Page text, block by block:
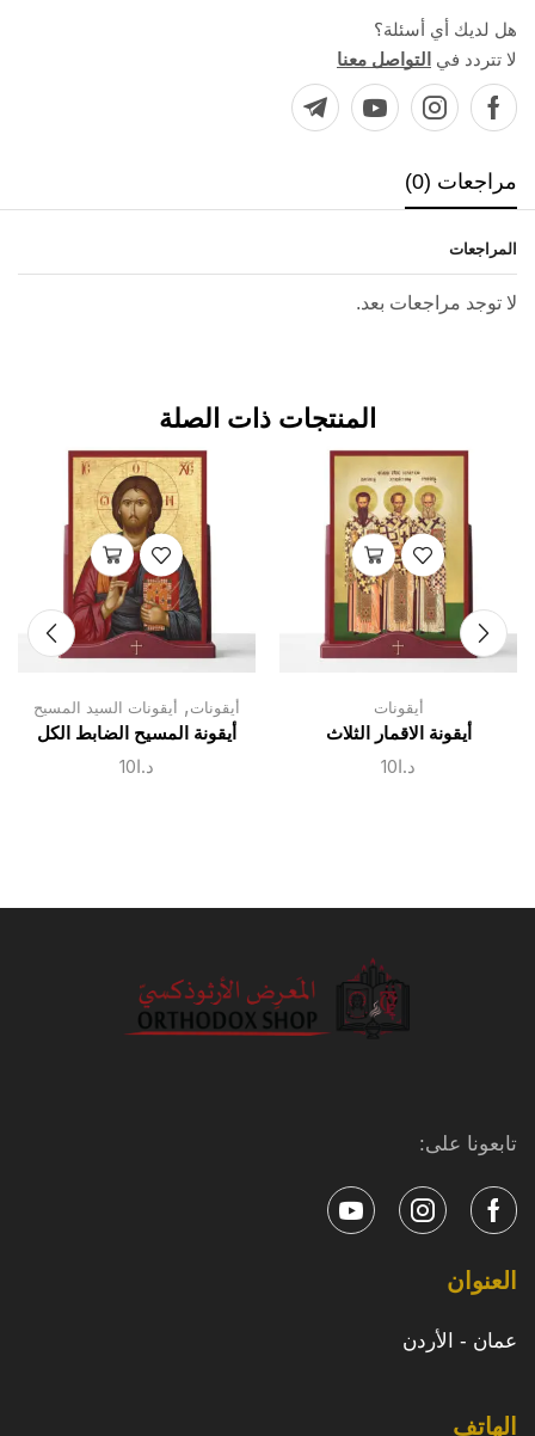
هل لديك أي أسئلة؟
لا تتردد في التواصل معنا
مراجعات (0)
المراجعات
لا توجد مراجعات بعد.
المنتجات ذات الصلة
أيقونات
أيقونة الاقمار الثلاث
د.ا10
أيقونات , أيقونات السيد المسيح
أيقونة المسيح الضابط الكل
د.ا10
تابعونا على:
العنوان
عمان - الأردن
الهاتف